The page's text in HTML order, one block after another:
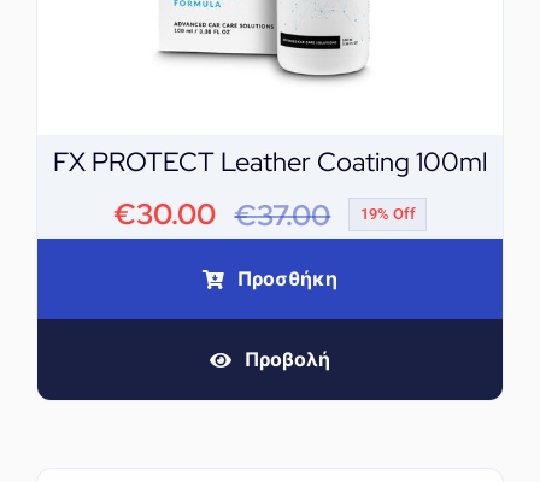
FX PROTECT Leather Coating 100ml
€37.00
Original
price
€37.00.
€30.00
Η
τρέχουσα
είναι:
19% Off
Προσθήκη
Προβολή